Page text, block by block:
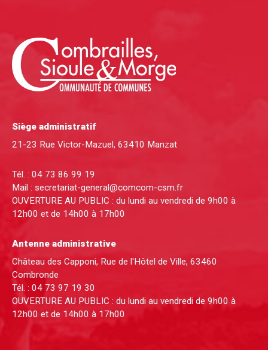
Siège administratif
21-23 Rue Victor-Mazuel, 63410 Manzat
Tél. : 04 73 86 99 19
Mail : secretariat-general@comcom-csm.fr
OUVERTURE AU PUBLIC : du lundi au vendredi de 9h00 à
12h00 et de 14h00 à 17h00
Antenne administrative
Château des Capponi, Rue de l'Hôtel de Ville, 63460
Combronde
Tél. : 04 73 97 19 30
OUVERTURE AU PUBLIC : du lundi au vendredi de 9h00 à
12h00 et de 14h00 à 17h00